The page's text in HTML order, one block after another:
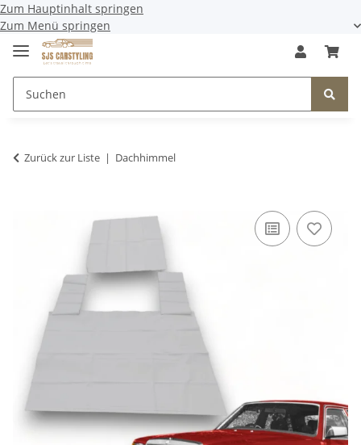
Zum Hauptinhalt springen
Zum Menü springen
Zurück zur Liste Dachhimmel